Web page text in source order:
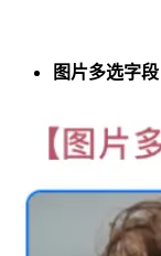
图片多选字段